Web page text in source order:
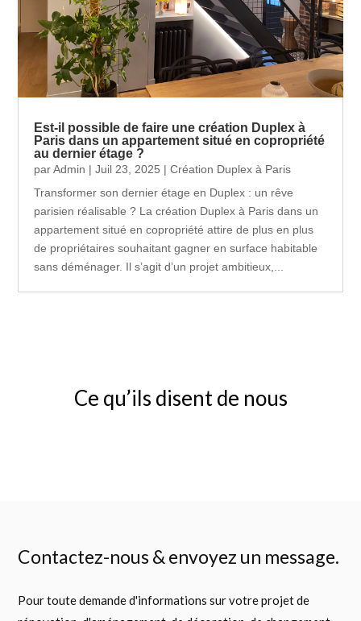
Est-il possible de faire une création Duplex à
Paris dans un appartement situé en copropriété
au dernier étage ?
parAdmin |Juil 23, 2025 |Création Duplex à Paris
Transformer son dernier étage en Duplex : un rêve
parisien réalisable ? La création Duplex à Paris dans un
appartement situé en copropriété attire de plus en plus
de propriétaires souhaitant gagner en surface habitable
sans déménager. Il s’agit d’un projet ambitieux,...
Ce qu’ils disent de nous
Contactez-nous & envoyez un message.
Pour toute demande d'informations sur votre projet de